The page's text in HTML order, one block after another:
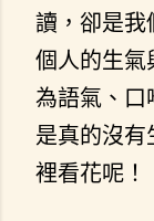
讀，卻是我
個人的生氣
為語氣、口
是真的沒有
裡看花呢！